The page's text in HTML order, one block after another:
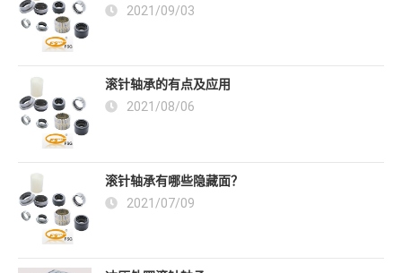
2021/09/03
滚针轴承的有点及应用
2021/08/06
滚针轴承有哪些隐藏面？
2021/07/09